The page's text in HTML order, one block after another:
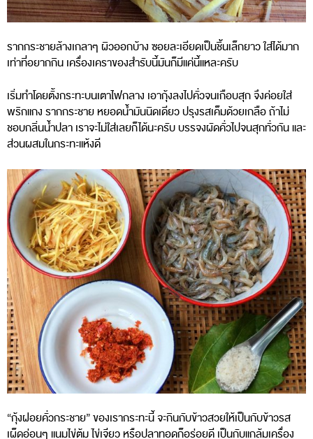
รากกระชายล้างเกลาๆ ผิวออกบ้าง ซอยละเอียดเป็นชิ้นเล็กยาว ใส่ได้มาก
เท่าที่อยากกิน เครื่องเคราของสำรับนี้มันก็มีแค่นี้แหละครับ
เริ่มทำโดยตั้งกระทะบนเตาไฟกลาง เอากุ้งลงไปคั่วจนเกือบสุก จึงค่อยใส่
พริกแกง รากกระชาย หยอดน้ำมันนิดเดียว ปรุงรสเค็มด้วยเกลือ ถ้าไม่
ชอบกลิ่นน้ำปลา เราจะไม่ใส่เลยก็ได้นะครับ บรรจงผัดคั่วไปจนสุกทั่วกัน และ
ส่วนผสมในกระทะแห้งดี
“กุ้งฝอยคั่วกระชาย” ของเรากระทะนี้ จะกินกับข้าวสวยให้เป็นกับข้าวรส
เผ็ดอ่อนๆ แนมไข่ต้ม ไข่เจียว หรือปลาทอดก็อร่อยดี เป็นกับแกล้มเครื่อง